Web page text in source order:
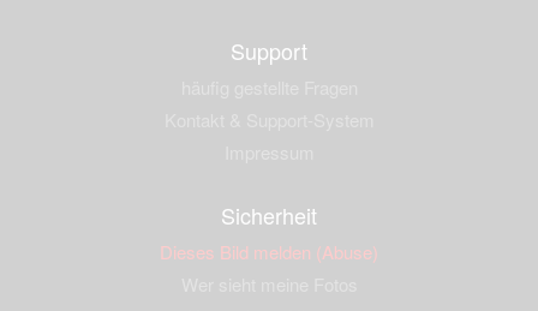
Support
Sicherheit
Dieses Bild melden (Abuse)